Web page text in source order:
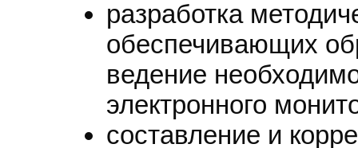
разработка
обеспечивающих
ведение
электронного
составление и